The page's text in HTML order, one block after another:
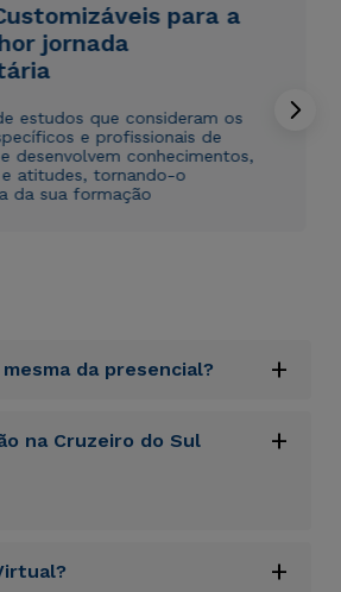
para a
jornada
estudos que consideram os
e profissionais de
desenvolvem conhecimentos,
atitudes, tornando-o
da sua formação
da presencial? +
architecto beatae vitae dicta
na Cruzeiro do Sul +
architecto beatae vitae dicta
+
de acordo com aPolítica de Privacidade.
que meus dados sejam utilizados para o
de conteúdos da Cruzeiro do Sul.
de acordo com aPolítica de Privacidade.
que meus dados sejam utilizados para o
de conteúdos da Cruzeiro do Sul.